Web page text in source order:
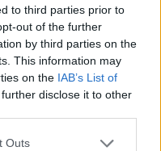
to third parties prior to
out of the further
by third parties on the
This information may
on the IAB’s List of
disclose it to other
one or more Google
Outsne akard